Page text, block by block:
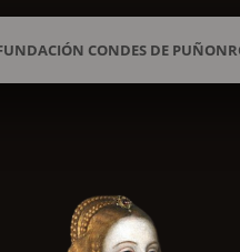
CONDES DE